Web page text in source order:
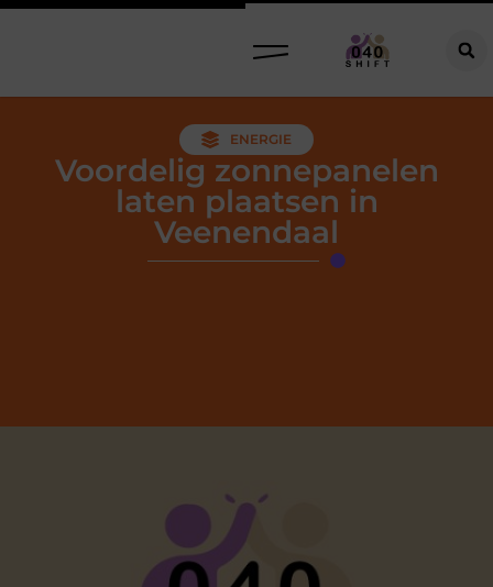
ENERGIE
Voordelig zonnepanelen
laten plaatsen in
Veenendaal